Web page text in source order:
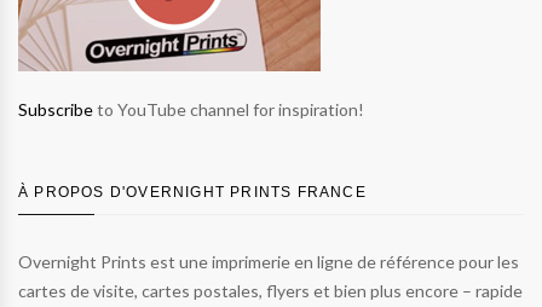
Subscribeto YouTube channel for inspiration!
À PROPOS D'OVERNIGHT PRINTS FRANCE
Overnight Prints est une imprimerie en ligne de référence pour les
cartes de visite, cartes postales, flyers et bien plus encore – rapide